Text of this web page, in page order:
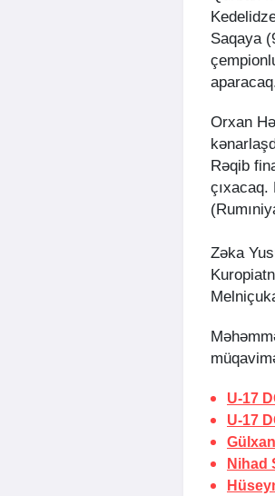
Saqaya
Orxan
Rəqib
çıxacaq.
Zəka
U-17
U-17
Nihad